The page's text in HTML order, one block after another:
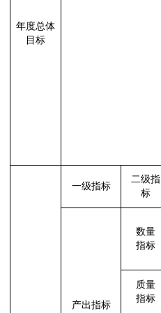
年度总体
目标
一级指标
二级指
标
产出指标
数量
指标
质量
指标